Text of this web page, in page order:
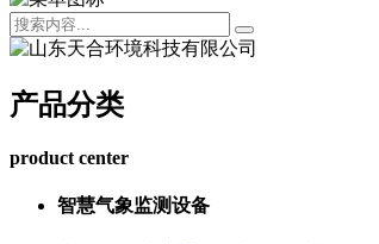
产品分类
product center
智慧气象监测设备